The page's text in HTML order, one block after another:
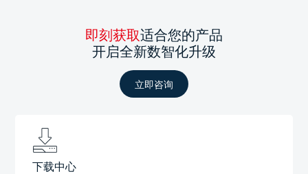
即刻获取适合您的产品
开启全新数智化升级
立即咨询
下载中心